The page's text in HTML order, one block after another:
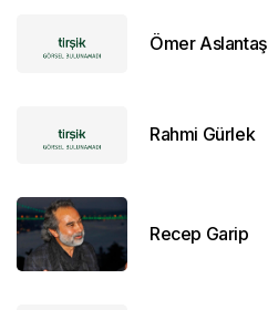
Ömer Aslantaş
Rahmi Gürlek
Recep Garip